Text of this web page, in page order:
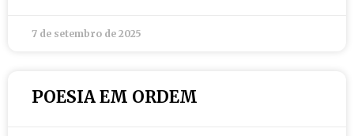
7 de setembro de 2025
POESIA EM ORDEM